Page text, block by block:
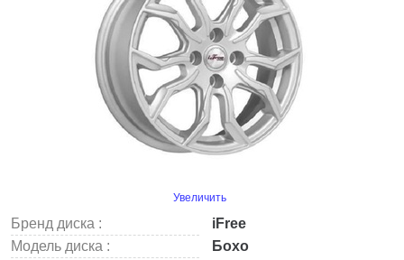
Увеличить
Бренд диска :
iFree
Модель диска :
Бохо